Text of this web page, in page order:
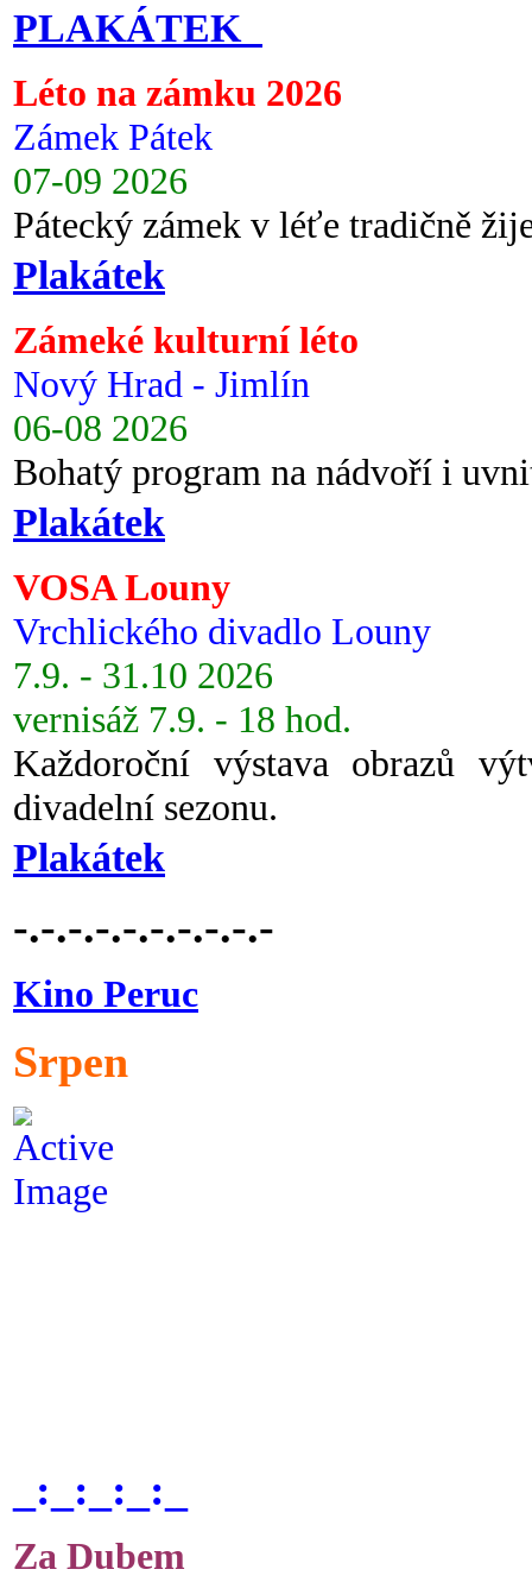
PLAKÁTEK
Léto na zámku 2026
Zámek Pátek
07-09 2026
Pátecký zámek v léťe tradičně
Plakátek
Zámeké kulturní léto
Nový Hrad - Jimlín
06-08 2026
Bohatý program na nádvoří i
Plakátek
VOSA Louny
Vrchlického divadlo Louny
7.9. - 31.10 2026
vernisáž 7.9. - 18 hod.
Každoroční výstava obrazů
divadelní sezonu.
Plakátek
-.-.-.-.-.-.-.-.-.-
Kino Peruc
Srpen
_:_:_:_:_
Za Dubem